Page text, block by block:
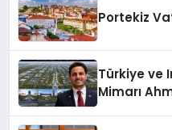
Portekiz
Türkiye ve
Mimarı